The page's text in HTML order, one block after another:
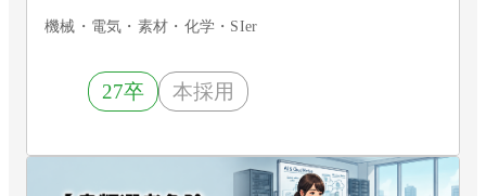
機械・電気・素材・化学・SIer
27卒 本採用